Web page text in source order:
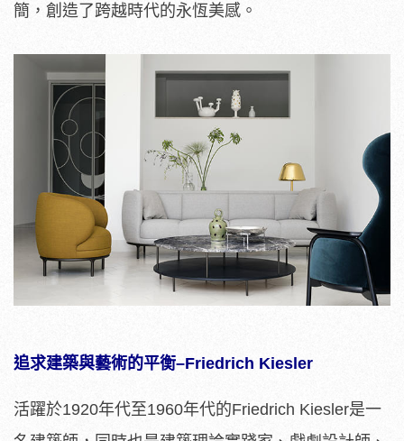
簡，創造了跨越時代的永恆美感。
追求建築與藝術的平衡–Friedrich Kiesler
活躍於1920年代至1960年代的Friedrich Kiesler是一